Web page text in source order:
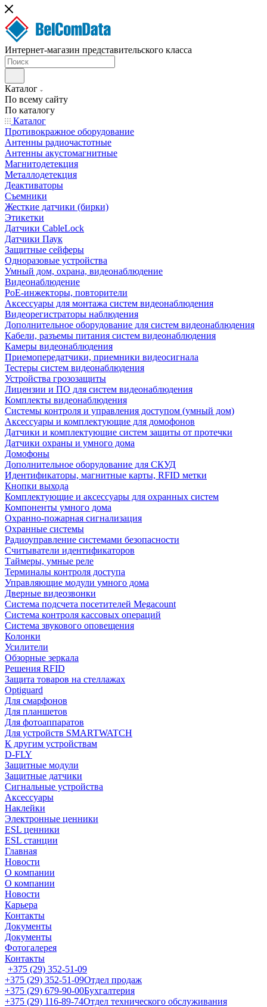
Интернет-магазин представительского класса
Каталог
По всему сайту
По каталогу
Каталог
Противокражное оборудование
Антенны радиочастотные
Антенны акустомагнитные
Магнитодетекция
Металлодетекция
Деактиваторы
Съемники
Жесткие датчики (бирки)
Этикетки
Датчики CableLock
Датчики Паук
Защитные сейферы
Одноразовые устройства
Умный дом, охрана, видеонаблюдение
Видеонаблюдение
PoE-инжекторы, повторители
Аксессуары для монтажа систем видеонаблюдения
Видеорегистраторы наблюдения
Дополнительное оборудование для систем видеонаблюдения
Кабели, разъемы питания систем видеонаблюдения
Камеры видеонаблюдения
Приемопередатчики, приемники видеосигнала
Тестеры систем видеонаблюдения
Устройства грозозащиты
Лицензии и ПО для систем видеонаблюдения
Комплекты видеонаблюдения
Системы контроля и управления доступом (умный дом)
Аксессуары и комплектующие для домофонов
Датчики и комплектующие систем защиты от протечки
Датчики охраны и умного дома
Домофоны
Дополнительное оборудование для СКУД
Идентификаторы, магнитные карты, RFID метки
Кнопки выхода
Комплектующие и аксессуары для охранных систем
Компоненты умного дома
Охранно-пожарная сигнализация
Охранные системы
Радиоуправление системами безопасности
Считыватели идентификаторов
Таймеры, умные реле
Терминалы контроля доступа
Управляющие модули умного дома
Дверные видеозвонки
Система подсчета посетителей Megacount
Система контроля кассовых операций
Система звукового оповещения
Колонки
Усилители
Обзорные зеркала
Решения RFID
Защита товаров на стеллажах
Optiguard
Для смарфонов
Для планшетов
Для фотоаппаратов
Для устройств SMARTWATCH
К другим устройствам
D-FLY
Защитные модули
Защитные датчики
Сигнальные устройства
Аксессуары
Наклейки
Электронные ценники
ESL ценники
ESL станции
Главная
Новости
О компании
О компании
Новости
Карьера
Контакты
Документы
Документы
Фотогалерея
Контакты
+375 (29) 352-51-09
+375 (29) 352-51-09Отдел продаж
+375 (29) 679-90-00Бухгалтерия
+375 (29) 116-89-74Отдел технического обслуживания